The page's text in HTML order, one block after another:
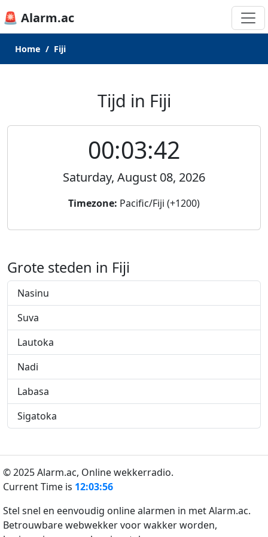
🚨 Alarm.ac
Home Fiji
Tijd in Fiji
00:03:42
Saturday, August 08, 2026
Timezone: Pacific/Fiji (+1200)
Grote steden in Fiji
Nasinu
Suva
Lautoka
Nadi
Labasa
Sigatoka
© 2025 Alarm.ac, Online wekkerradio.
Current Time is 12:03:57
Stel snel en eenvoudig online alarmen in met Alarm.ac.
Betrouwbare webwekker voor wakker worden,